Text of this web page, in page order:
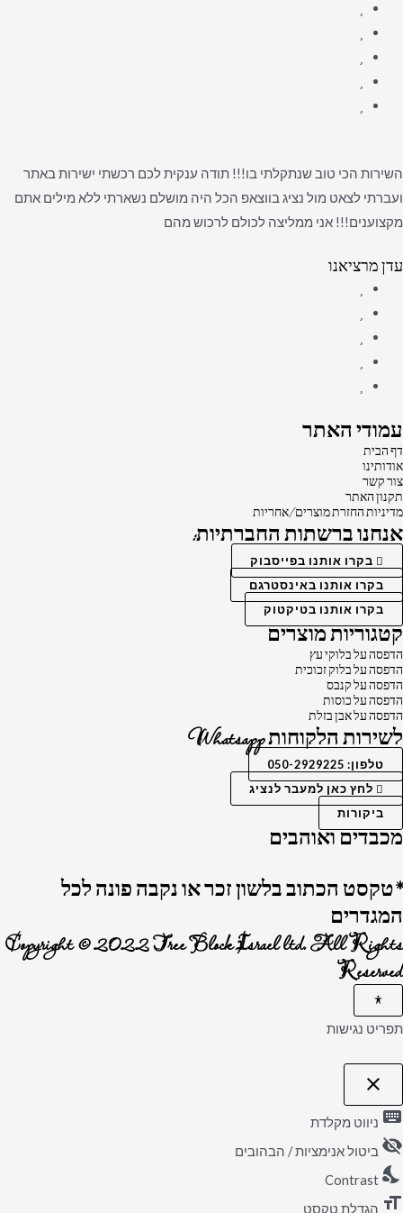
השירות הכי טוב שנתקלתי בו!!! תודה ענקית לכם רכשתי ישירות באתר
ועברתי לצאט מול נציג בווצאפ הכל היה מושלם נשארתי ללא מילים אתם
מקצוענים!!! אני ממליצה לכולם לרכוש מהם
עדן מרציאנו
עמודי האתר
דף הבית
אודותינו
צור קשר
תקנון האתר
מדיניות החזרת מוצרים/אחריות
אנחנו ברשתות החברתיות:
בקרו אותנו בפייסבוק
בקרו אותנו באינסטרגם
בקרו אותנו בטיקטוק
קטגוריות מוצרים
הדפסה על בלוקי עץ
הדפסה על בלוק זכוכית
הדפסה על קנבס
הדפסה על כוסות
הדפסה על אבן בזלת
לשירות הלקוחות Whatsapp
טלפון: 050-2929225
לחץ כאן למעבר לנציג
ביקורות
מכבדים ואוהבים
*טקסט הכתוב בלשון זכר או נקבה פונה לכל
המגדרים
Copyright © 2022 Tree Block Israel ltd. All Rights
Reserved
תפריט נגישות
close
פתיחה וסגירה של תפריט הנגישות
keyboard ניווט מקלדת
visibility_off ביטול אנימציות / הבהובים
nights_stay
Contrast
format_size הגדלת טקסט